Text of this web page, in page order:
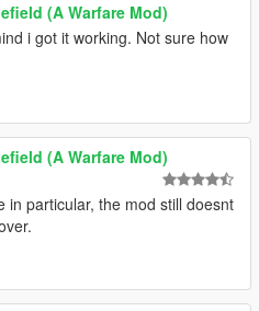
(A Warfare Mod)
i got it working. Not sure how
(A Warfare Mod)
in particular, the mod still doesnt